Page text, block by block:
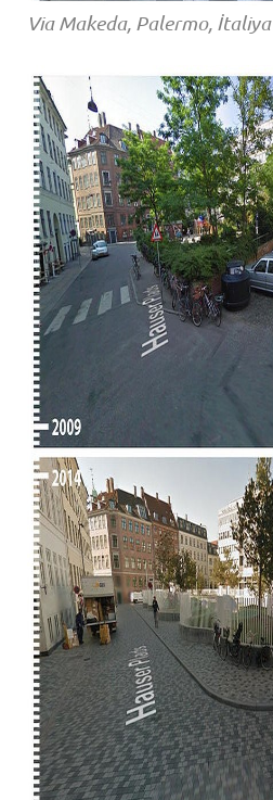
Via Makeda, Palermo, İtaliya